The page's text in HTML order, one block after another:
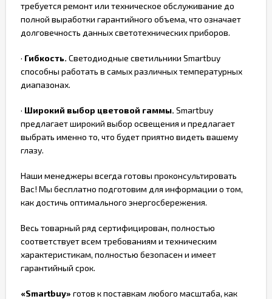
требуется ремонт или техническое обслуживание до
полной выработки гарантийного объема, что означает
долговечность данных светотехнических приборов.
· Гибкость. Светодиодные светильники Smartbuy
способны работать в самых различных температурных
диапазонах.
· Широкий выбор цветовой гаммы. Smartbuy
предлагает широкий выбор освещения и предлагает
выбрать именно то, что будет приятно видеть вашему
глазу.
Наши менеджеры всегда готовы проконсультировать
Вас! Мы бесплатно подготовим для информации о том,
как достичь оптимального энергосбережения.
Весь товарный ряд сертифицирован, полностью
соответствует всем требованиям и техническим
характеристикам, полностью безопасен и имеет
гарантийный срок.
«Smartbuy» готов к поставкам любого масштаба, как